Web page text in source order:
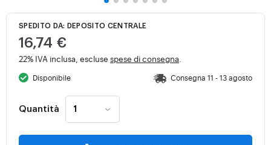
SPEDITO DA: DEPOSITO CENTRALE
16,74 €
22% IVA inclusa, escluse spese di consegna
Disponibile Consegna 11 - 13 agosto
Quantità